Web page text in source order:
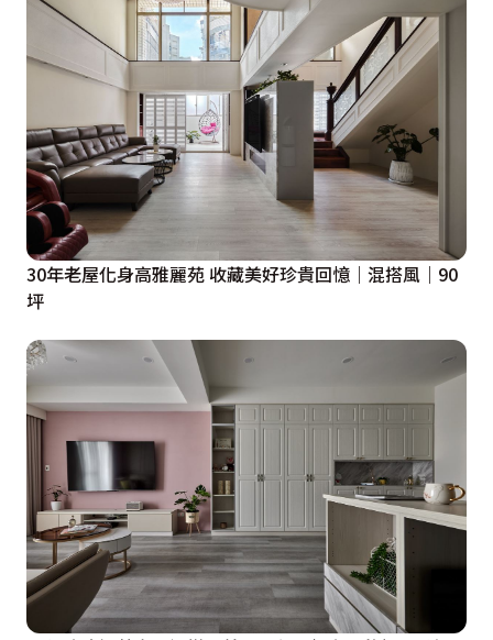
30年老屋化身高雅麗苑 收藏美好珍貴回憶｜混搭風｜90
坪